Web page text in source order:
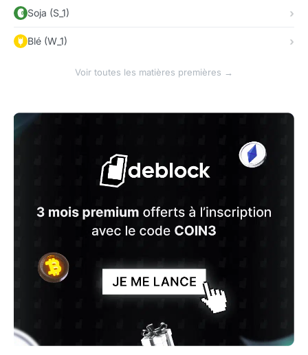
Soja (S_1)
Blé (W_1)
Voir toutes les matières premières →